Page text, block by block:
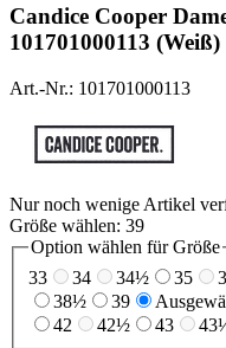
Candice Cooper
101701000113 (Weiß)
Art.-Nr.: 101701000113
Nur noch wenige Artikel
Größe wählen: 39
Option wählen für Größe
33
34 34½ 35
38½
39
42
42½ 43